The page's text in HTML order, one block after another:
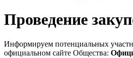
Проведение
Информируем потенциальных
официальном сайте Общества: